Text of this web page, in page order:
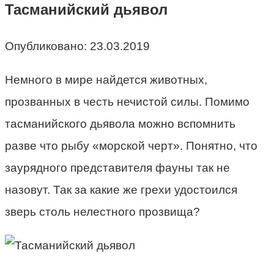
Тасманийский дьявол
Опубликовано: 23.03.2019
Немного в мире найдется животных,
прозванных в честь нечистой силы. Помимо
тасманийского дьявола можно вспомнить
разве что рыбу «морской черт». Понятно, что
заурядного представителя фауны так не
назовут. Так за какие же грехи удостоился
зверь столь нелестного прозвища?